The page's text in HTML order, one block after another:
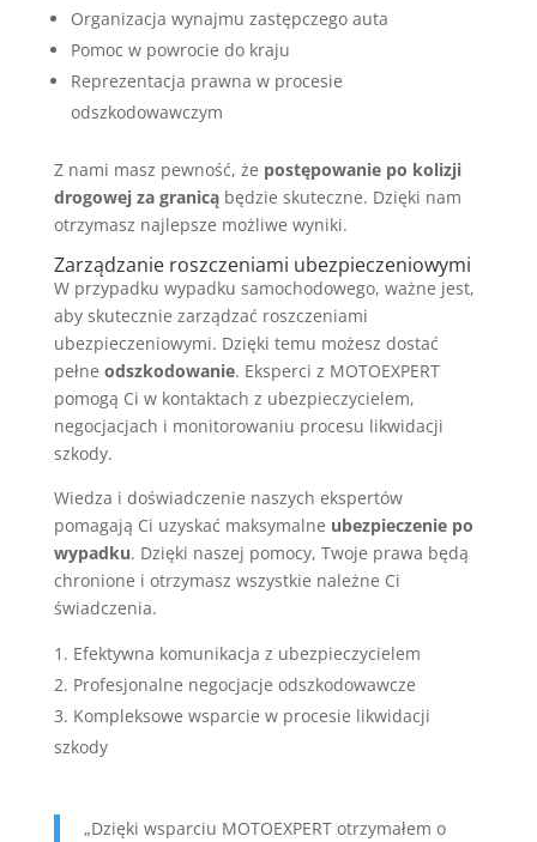
Organizacja wynajmu zastępczego auta
Pomoc w powrocie do kraju
Reprezentacja prawna w procesie
odszkodowawczym
Z nami masz pewność, że postępowanie po kolizji
drogowej za granicąbędzie skuteczne. Dzięki nam
otrzymasz najlepsze możliwe wyniki.
Zarządzanie roszczeniami ubezpieczeniowymi
W przypadku wypadku samochodowego, ważne jest,
aby skutecznie zarządzać roszczeniami
ubezpieczeniowymi. Dzięki temu możesz dostać
pełne odszkodowanie. Eksperci z MOTOEXPERT
pomogą Ci w kontaktach z ubezpieczycielem,
negocjacjach i monitorowaniu procesu likwidacji
szkody.
Wiedza i doświadczenie naszych ekspertów
pomagają Ci uzyskać maksymalne ubezpieczenie po
wypadku. Dzięki naszej pomocy, Twoje prawa będą
chronione i otrzymasz wszystkie należne Ci
świadczenia.
Efektywna komunikacja z ubezpieczycielem
Profesjonalne negocjacje odszkodowawcze
Kompleksowe wsparcie w procesie likwidacji
szkody
„Dzięki wsparciu MOTOEXPERT otrzymałem o